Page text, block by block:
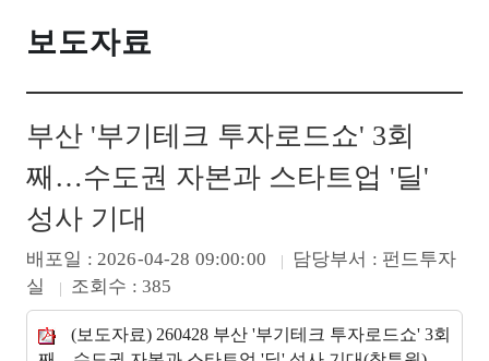
보도자료
부산 '부기테크 투자로드쇼' 3회
째…수도권 자본과 스타트업 '딜'
성사 기대
배포일 : 2026-04-28 09:00:00 담당부서 : 펀드투자
실
조회수 : 385
(보도자료) 260428 부산 '부기테크 투자로드쇼' 3회